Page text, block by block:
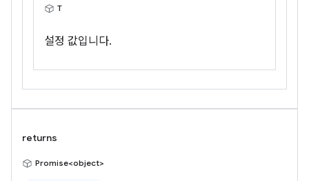
T
설정 값입니다.
returns
Promise<object>